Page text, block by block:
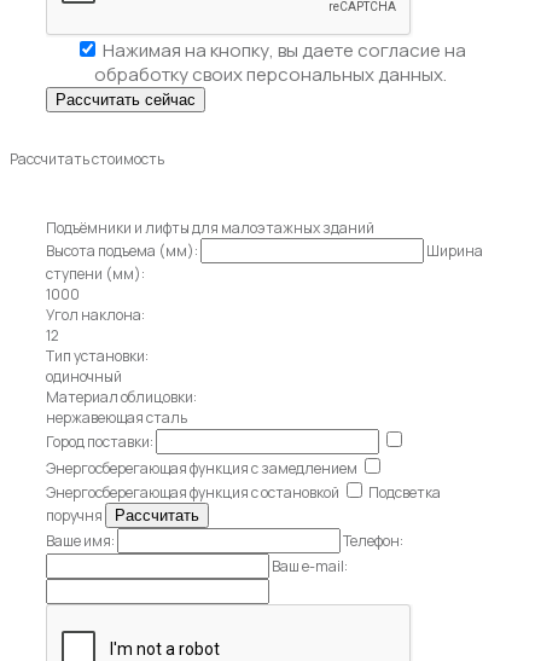
Нажимая на кнопку, вы даете согласие на
обработку своих персональных данных.
Рассчитать стоимость
Подъёмники и лифты для малоэтажных зданий
Высота подъема (мм):
Ширина
ступени (мм):
1000
Угол наклона:
12
Тип установки:
одиночный
Материал облицовки:
нержавеющая сталь
Город поставки:
Энергосберегающая функция с замедлением
Энергосберегающая функция с остановкой
Подсветка
поручня
Ваше имя:
Телефон:
Ваш e-mail: